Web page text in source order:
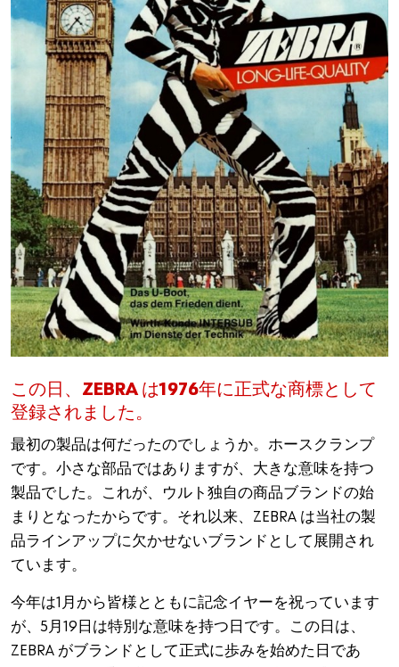
この日、ZEBRA は1976年に正式な商標として
登録されました。
最初の製品は何だったのでしょうか。ホースクランプ
です。小さな部品ではありますが、大きな意味を持つ
製品でした。これが、ウルト独自の商品ブランドの始
まりとなったからです。それ以来、ZEBRA は当社の製
品ラインアップに欠かせないブランドとして展開され
ています。
今年は1月から皆様とともに記念イヤーを祝っています
が、5月19日は特別な意味を持つ日です。この日は、
ZEBRA がブランドとして正式に歩みを始めた日であ